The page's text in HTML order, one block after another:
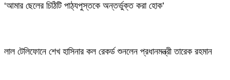
‘আমার ছেলের চিঠিটি পাঠ্যপুস্তকে অন্তর্ভুক্ত করা হোক’
লাল টেলিফোনে শেখ হাসিনার কল রেকর্ড শুনলেন প্রধানমন্ত্রী তারেক রহমান